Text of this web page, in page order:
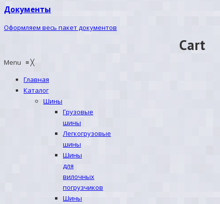
Документы
Оформляем весь пакет документов
Cart
Menu ≡╳
Главная
Каталог
Шины
Грузовые
шины
Легкогрузовые
шины
Шины
для
вилочных
погрузчиков
Шины